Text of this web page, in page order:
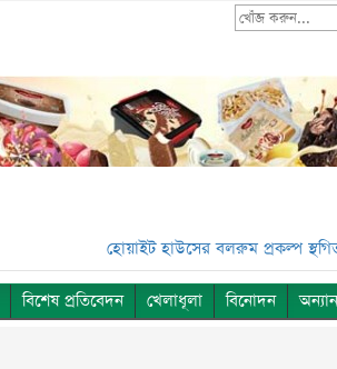
হোয়াইট হাউসের বলরুম প্রকল্প স্থগিত,
বিশেষ প্রতিবেদন খেলাধূলা বিনোদন